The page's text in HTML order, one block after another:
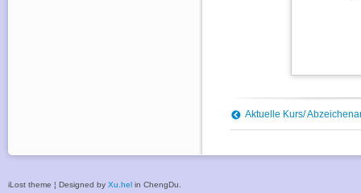
Aktuelle Kurs/
iLost theme ¦ Designed by Xu.hel in ChengDu.